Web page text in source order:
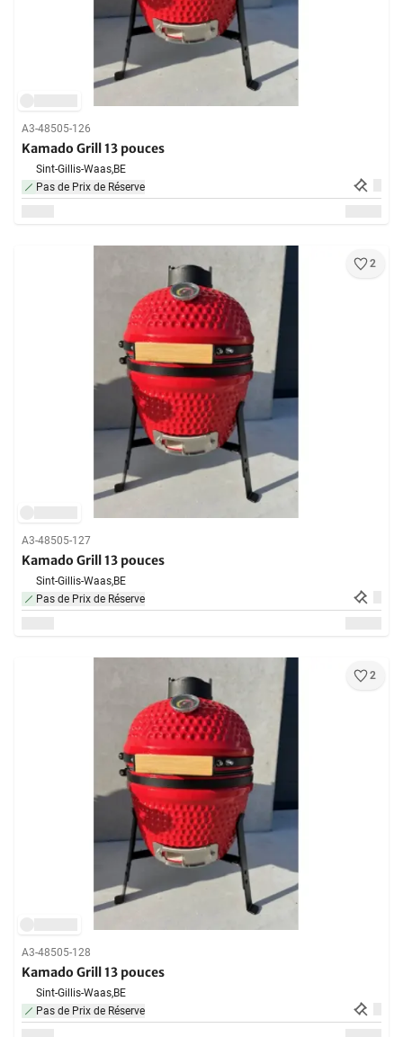
A3-48505-126
Kamado Grill 13 pouces
Sint-Gillis-Waas,BE
Pas de Prix de Réserve
2
A3-48505-127
Kamado Grill 13 pouces
Sint-Gillis-Waas,BE
Pas de Prix de Réserve
2
A3-48505-128
Kamado Grill 13 pouces
Sint-Gillis-Waas,BE
Pas de Prix de Réserve